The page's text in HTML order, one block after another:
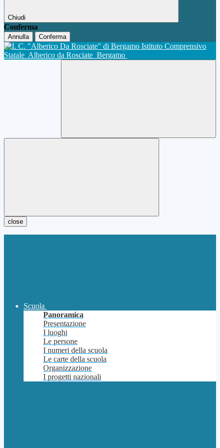
Chiudi
Conferma
Annulla Conferma
Istituto Comprensivo
Statale Alberico da Rosciate Bergamo
close
Scuola
Panoramica
Presentazione
I luoghi
Le persone
I numeri della scuola
Le carte della scuola
Organizzazione
I progetti nazionali